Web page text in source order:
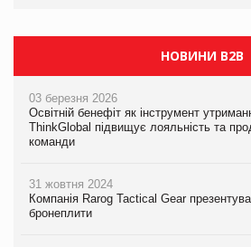
НОВИНИ B2B
03 березня 2026
Освітній бенефіт як інструмент
ThinkGlobal підвищує лояльність та
команди
31 жовтня 2024
Компанія Rarog Tactical Gear
бронеплити